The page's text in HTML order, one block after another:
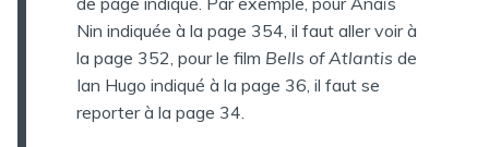
Nin indiquée à la page 354, il faut aller voir à
la page 352, pour le film Bells of Atlantis de
Ian Hugo indiqué à la page 36, il faut se
reporter à la page 34.